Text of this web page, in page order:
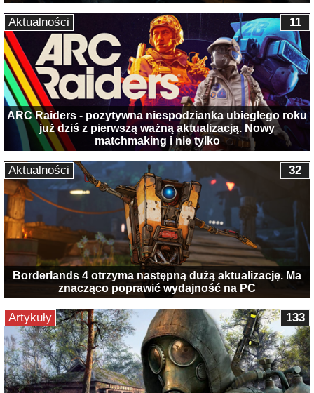
ARC Raiders - pozytywna niespodzianka ubiegłego roku
już dziś z pierwszą ważną aktualizacją. Nowy
matchmaking i nie tylko
11
Aktualności
Borderlands 4 otrzyma następną dużą aktualizację. Ma
znacząco poprawić wydajność na PC
32
Aktualności
133
Artykuły